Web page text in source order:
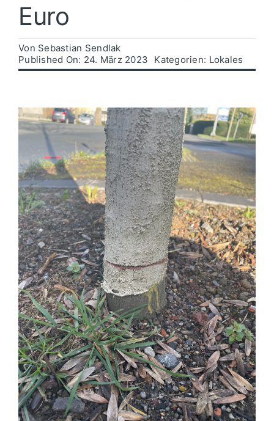
Politik
Wirtschaft
Euro
Von Sebastian Sendlak
Published On: 24. März 2023
Kategorien: Lokales